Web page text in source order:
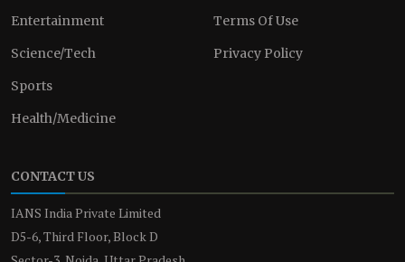
Entertainment
Science/Tech
Sports
Health/Medicine
Terms Of Use
Privacy Policy
CONTACT US
IANS India Private Limited
D5-6, Third Floor, Block D